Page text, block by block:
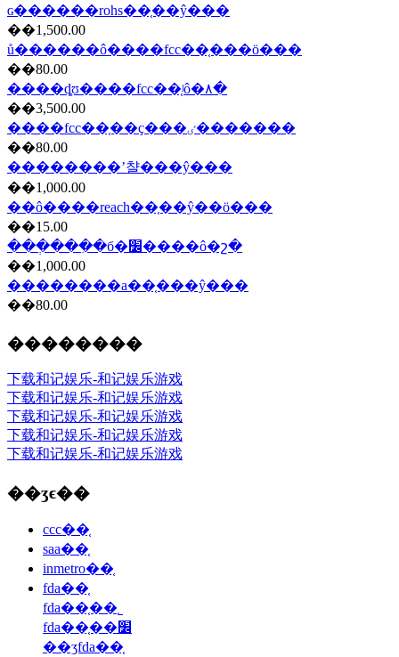
ɢ������rohs��֤��ŷ���
��1,500.00
ů������ô����fcc��֤���ö���
��80.00
����ȡʊ����fcc��֤ʲô�۸�
��3,500.00
����fcc��֤��ҫ���ٸ�������
��80.00
��������ʼ챨���ŷ���
��1,000.00
��ô����reach��֤��ŷ��ö���
��15.00
���ְ���ִ�б�׼����ô�շ�
��1,000.00
��������a��֤���ŷ���
��80.00
��������
下载和记娱乐-和记娱乐游戏
下载和记娱乐-和记娱乐游戏
下载和记娱乐-和记娱乐游戏
下载和记娱乐-和记娱乐游戏
下载和记娱乐-和记娱乐游戏
��ʒϵ��
ccc��֤
saa��֤
inmetro��֤
fda��֤
fda��֤��˾
fda��֤��׼
��ʒfda��֤